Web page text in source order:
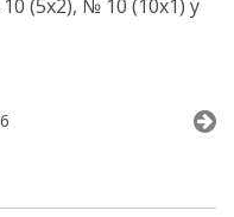
(5х2), № 10 (10х1) у